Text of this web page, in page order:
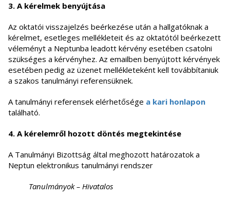
3. A kérelmek benyújtása
Az oktatói visszajelzés beérkezése után a hallgatóknak a
kérelmet, esetleges mellékleteit és az oktatótól beérkezett
véleményt a Neptunba leadott kérvény esetében csatolni
szükséges a kérvényhez. Az emailben benyújtott kérvények
esetében pedig az üzenet mellékleteként kell továbbítaniuk
a szakos tanulmányi referensüknek.
A tanulmányi referensek elérhetősége a kari honlapon
található.
4. A kérelemről hozott döntés megtekintése
A Tanulmányi Bizottság által meghozott határozatok a
Neptun elektronikus tanulmányi rendszer
Tanulmányok – Hivatalos